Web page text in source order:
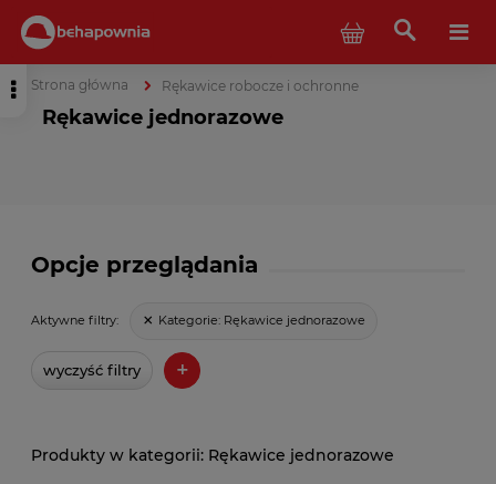
Strona główna Rękawice robocze i ochronne
Rękawice jednorazowe
Opcje przeglądania
Aktywne filtry: Kategorie: Rękawice jednorazowe
wyczyść filtry +
Rękawice jednorazowe